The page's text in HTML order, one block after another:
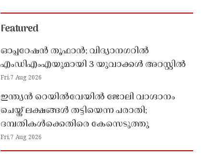
Featured
ഓപ്പറേഷൻ തൂഫാൻ; വിദ്യാനഗറിൽ
എംഡിഎംഎയുമായി 3 യുവാക്കൾ അറസ്റ്റിൽ
Fri,7 Aug 2026
ഇന്ത്യൻ റെയിൽവേയിൽ ജോലി വാഗ്ദാനം
ചെയ്ത് ലക്ഷങ്ങൾ തട്ടിയെന്ന പരാതി;
ദമ്പതികൾക്കെതിരെ കേസെടുത്തു
Fri,7 Aug 2026